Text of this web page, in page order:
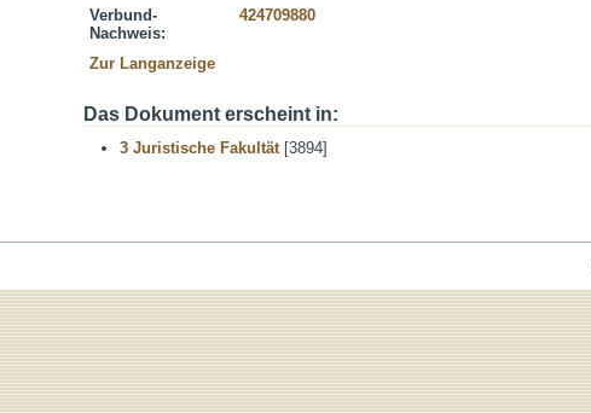
Verbund-
Nachweis:
424709880
Zur Langanzeige
Das Dokument erscheint in:
3 Juristische Fakultät[3894]